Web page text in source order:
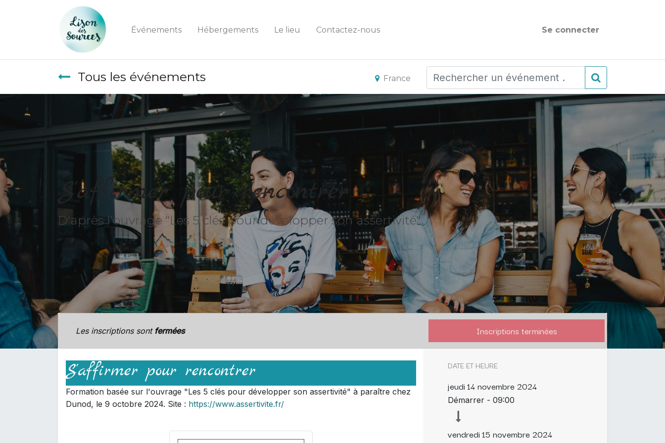
Événements Hébergements Le lieu Contactez-nous Se connecter
Tous les événements France
S'affirmer pour rencontrer
D'après l'ouvrage "Les 5 clés pour développer son assertivité"
Les inscriptions sont fermées Inscriptions terminées
S'affirmer pour rencontrer
Formation basée sur l'ouvrage "Les 5 clés pour développer son assertivité" à paraître chez
Dunod, le 9 octobre 2024. Site : https://www.assertivite.fr/
DATE ET HEURE
jeudi14 novembre 2024
Démarrer - 09:00
vendredi15 novembre 2024